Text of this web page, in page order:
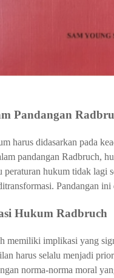
Pandangan
harus didasarkan pada
pandangan Radbruch,
hukum tidak lagi
Pandangan
Hukum Radbruch
memiliki implikasi yang
harus selalu menjadi
norma-norma moral